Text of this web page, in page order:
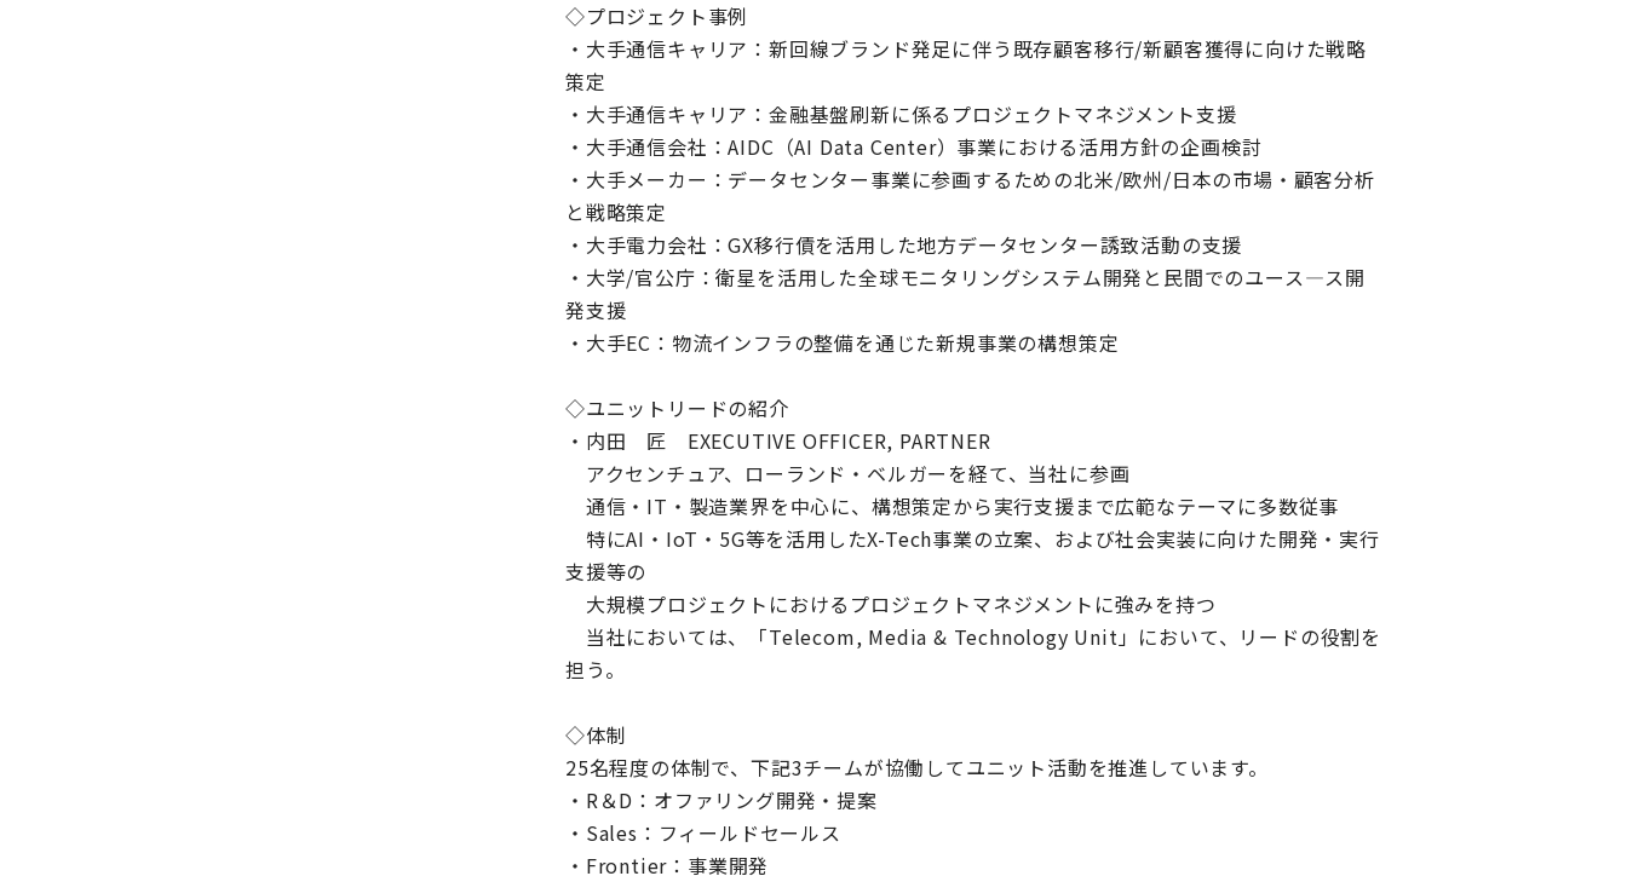
◇プロジェクト事例
・大手通信キャリア：新回線ブランド発足に伴う既存顧客移行/新顧客獲得に向けた戦略
策定
・大手通信キャリア：金融基盤刷新に係るプロジェクトマネジメント支援
・大手通信会社：AIDC（AI Data Center）事業における活用方針の企画検討
・大手メーカー：データセンター事業に参画するための北米/欧州/日本の市場・顧客分析
と戦略策定
・大手電力会社：GX移行債を活用した地方データセンター誘致活動の支援
・大学/官公庁：衛星を活用した全球モニタリングシステム開発と民間でのユース―ス開
発支援
・大手EC：物流インフラの整備を通じた新規事業の構想策定
◇ユニットリードの紹介
・内田 匠 EXECUTIVE OFFICER, PARTNER
アクセンチュア、ローランド・ベルガーを経て、当社に参画
通信・IT・製造業界を中心に、構想策定から実行支援まで広範なテーマに多数従事
特にAI・IoT・5G等を活用したX-Tech事業の立案、および社会実装に向けた開発・実行
支援等の
大規模プロジェクトにおけるプロジェクトマネジメントに強みを持つ
当社においては、「Telecom, Media & Technology Unit」において、リードの役割を
担う。
◇体制
25名程度の体制で、下記3チームが協働してユニット活動を推進しています。
・R＆D：オファリング開発・提案
・Sales：フィールドセールス
・Frontier：事業開発